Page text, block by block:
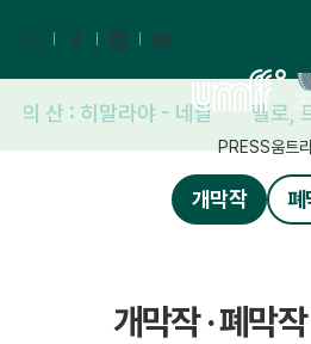
PRESS움트
의 산 : 히말라야 - 네팔 헬로,
개막작 폐
개막작 · 폐막작